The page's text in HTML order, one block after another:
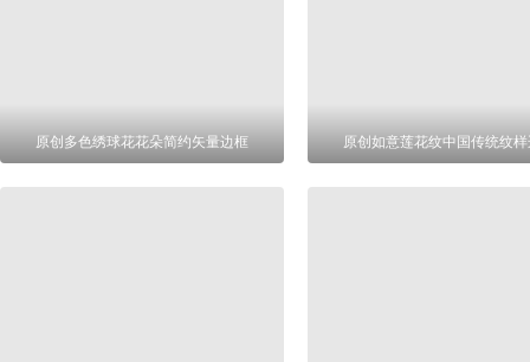
原创多色绣球花花朵简约矢量边框 原创如意莲花纹中国传统纹